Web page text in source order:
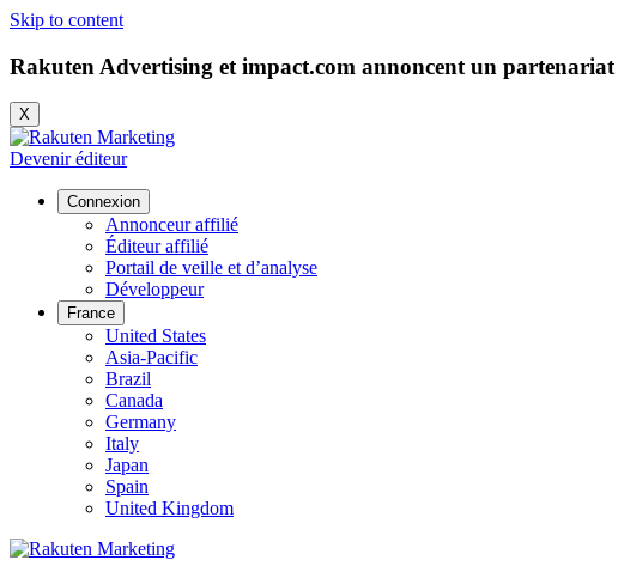
Skip to content
Rakuten Advertising et impact.com annoncent un partenariat
X
Devenir éditeur
Connexion
Annonceur affilié
Éditeur affilié
Portail de veille et d’analyse
Développeur
France
United States
Asia-Pacific
Brazil
Canada
Germany
Italy
Japan
Spain
United Kingdom